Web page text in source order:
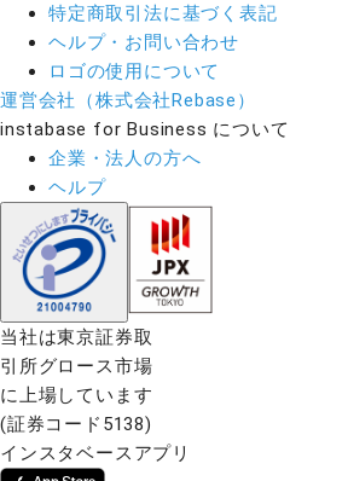
特定商取引法に基づく表記
ヘルプ・お問い合わせ
ロゴの使用について
運営会社（株式会社Rebase）
instabase for Business について
企業・法人の方へ
ヘルプ
当社は東京証券取
引所グロース市場
に上場しています
(証券コード5138)
インスタベースアプリ